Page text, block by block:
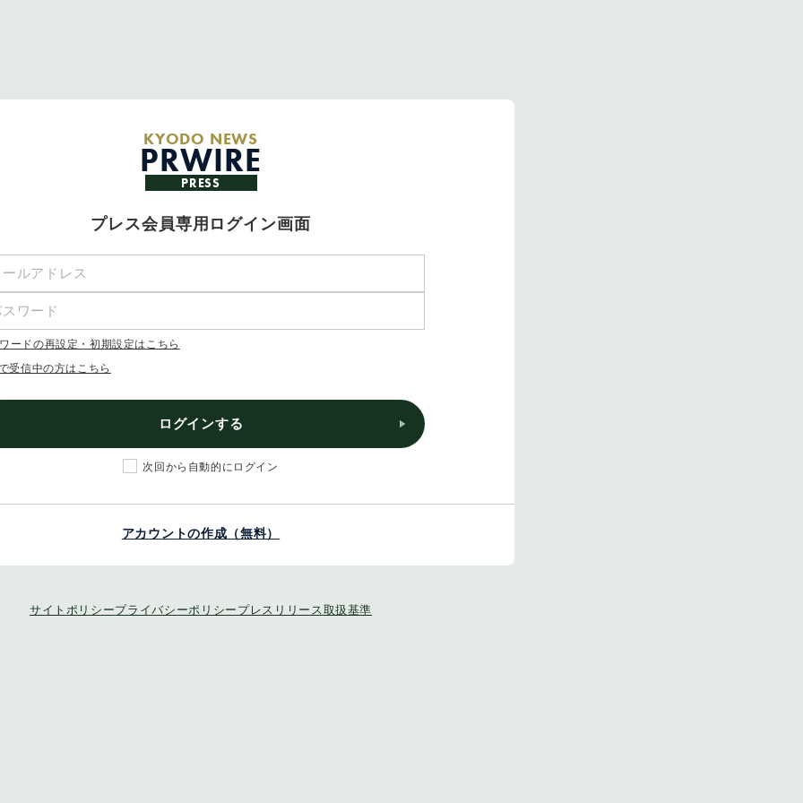
KYODO NEWS
PRWIRE
PRESS
プレス会員専用ログイン画面
ードの再設定・初期設定はこちら
受信中の方はこちら
ログインする
次回から自動的にログイン
アカウントの作成（無料）
サイトポリシープライバシーポリシー プレスリリース取扱基準